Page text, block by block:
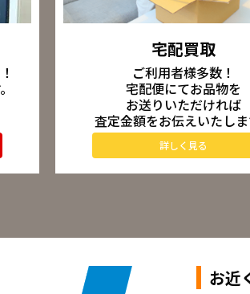
宅配買取
ご利用者様多数！
宅配便にてお品物を
お送りいただければ
査定金額をお伝えいたしま
詳しく見る
お近